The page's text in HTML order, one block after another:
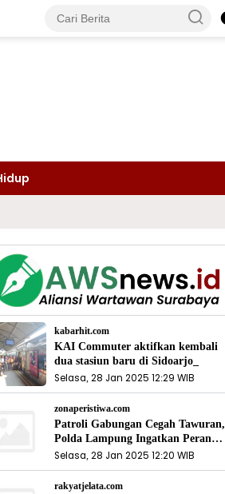
kabarhit.com
KAI Commuter aktifkan kembali
dua stasiun baru di Sidoarjo_
Selasa, 28 Jan 2025 12:29 WIB
zonaperistiwa.com
Patroli Gabungan Cegah Tawuran,
Polda Lampung Ingatkan Peran
Orang Tua
Selasa, 28 Jan 2025 12:20 WIB
rakyatjelata.com